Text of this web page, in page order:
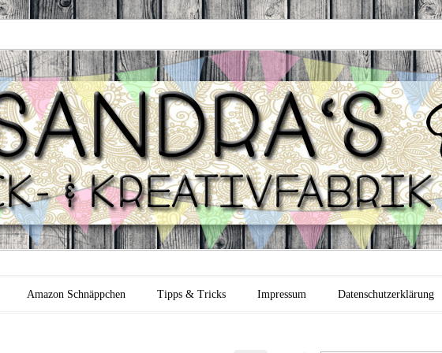
Backfabrik
Amazon Schnäppchen Tipps & Tricks Impressum Datenschutzerklärung